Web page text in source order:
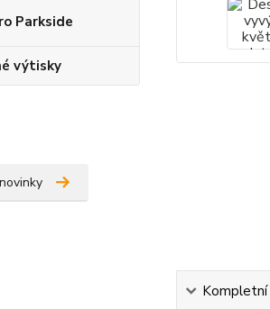
Parkside
výtisky
Kompletní